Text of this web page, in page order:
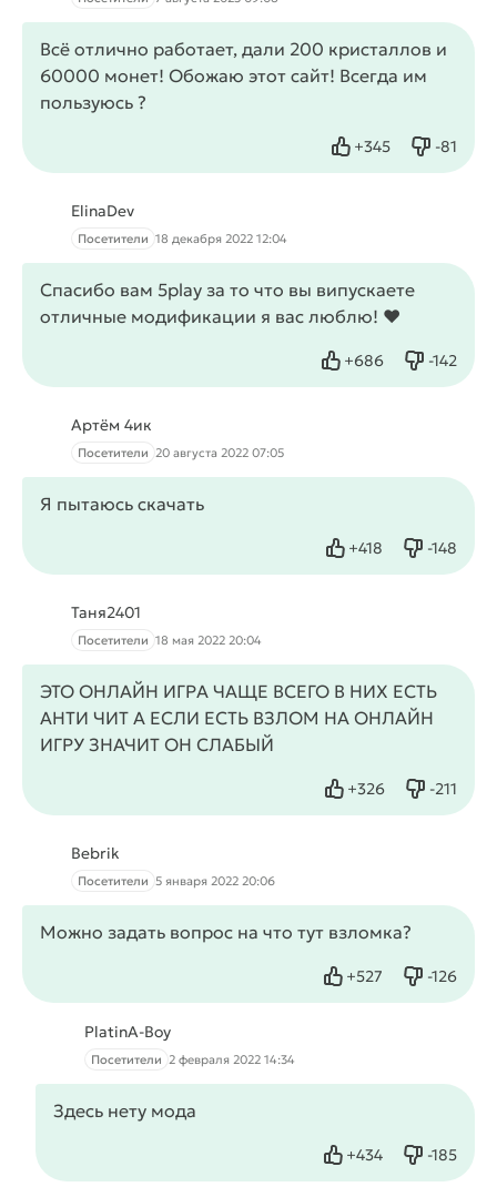
Всё отлично работает, дали 200 кристаллов и
60000 монет! Обожаю этот сайт! Всегда им
пользуюсь ?
+345
Нравится -81
Не
ElinaDev
Посетители 18 декабря 2022 12:04
Спасибо вам 5play за то что вы випускаете
отличные модификации я вас люблю! ❤️
+686
Нравится -142
Не
Артём 4ик
Посетители 20 августа 2022 07:05
Я пытаюсь скачать
+418
Нравится -148
Не
Таня2401
Посетители 18 мая 2022 20:04
ЭТО ОНЛАЙН ИГРА ЧАЩЕ ВСЕГО В НИХ ЕСТЬ
АНТИ ЧИТ А ЕСЛИ ЕСТЬ ВЗЛОМ НА ОНЛАЙН
ИГРУ ЗНАЧИТ ОН СЛАБЫЙ
+326
Нравится -211
Не
Bebrik
Посетители 5 января 2022 20:06
Можно задать вопрос на что тут взломка?
+527
Нравится -126
Не
PlatinA-Boy
Посетители 2 февраля 2022 14:34
Здесь нету мода
+434
Нравится -185
Не